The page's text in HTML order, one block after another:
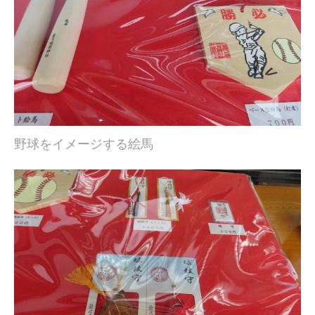
野球をイメージする絵馬